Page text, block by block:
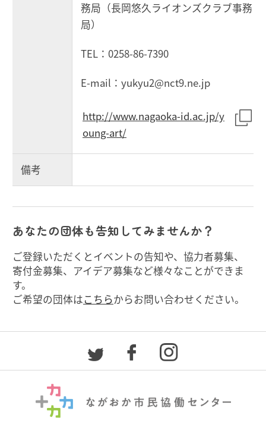
務局（長岡悠久ライオンズクラブ事務
局）
TEL：0258-86-7390
E-mail：yukyu2@nct9.ne.jp
http://www.nagaoka-id.ac.jp/y
oung-art/
備考
あなたの団体も告知してみませんか？
ご登録いただくとイベントの告知や、協力者募集、
寄付金募集、アイデア募集など様々なことができま
す。
ご希望の団体はこちらからお問い合わせください。